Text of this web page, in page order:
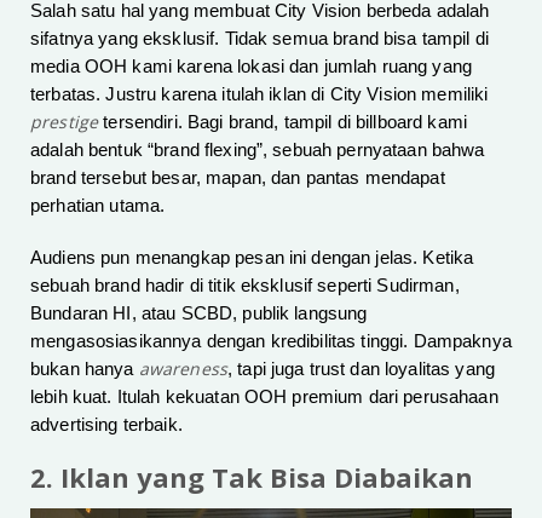
Salah satu hal yang membuat City Vision berbeda adalah
sifatnya yang eksklusif. Tidak semua brand bisa tampil di
media OOH kami karena lokasi dan jumlah ruang yang
terbatas. Justru karena itulah iklan di City Vision memiliki
prestigetersendiri. Bagi brand, tampil di billboard kami
adalah bentuk “brand flexing”, sebuah pernyataan bahwa
brand tersebut besar, mapan, dan pantas mendapat
perhatian utama.
Audiens pun menangkap pesan ini dengan jelas. Ketika
sebuah brand hadir di titik eksklusif seperti Sudirman,
Bundaran HI, atau SCBD, publik langsung
mengasosiasikannya dengan kredibilitas tinggi. Dampaknya
bukan hanya awareness, tapi juga trust dan loyalitas yang
lebih kuat. Itulah kekuatan OOH premium dari perusahaan
advertising terbaik.
2. Iklan yang Tak Bisa Diabaikan